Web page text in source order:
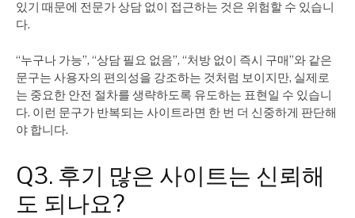
있기 때문에 전문가 상담 없이 접근하는 것은 위험할 수 있습니
다.
“누구나 가능”, “상담 필요 없음”, “처방 없이 즉시 구매”와 같은
문구는 사용자의 편의성을 강조하는 것처럼 보이지만, 실제로
는 중요한 안전 절차를 생략하도록 유도하는 표현일 수 있습니
다. 이런 문구가 반복되는 사이트라면 한 번 더 신중하게 판단해
야 합니다.
Q3. 후기 많은 사이트는 신뢰해
도 되나요?